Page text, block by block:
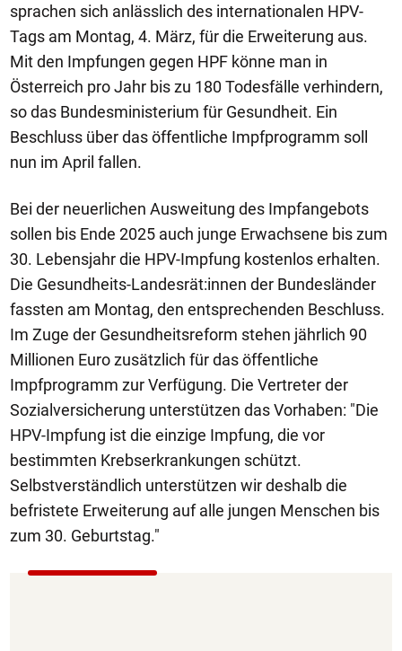
sprachen sich anlässlich des internationalen HPV-
Tags am Montag, 4. März, für die Erweiterung aus.
Mit den Impfungen gegen HPF könne man in
Österreich pro Jahr bis zu 180 Todesfälle verhindern,
so das Bundesministerium für Gesundheit. Ein
Beschluss über das öffentliche Impfprogramm soll
nun im April fallen.
Bei der neuerlichen Ausweitung des Impfangebots
sollen bis Ende 2025 auch junge Erwachsene bis zum
30. Lebensjahr die HPV-Impfung kostenlos erhalten.
Die Gesundheits-Landesrät:innen der Bundesländer
fassten am Montag, den entsprechenden Beschluss.
Im Zuge der Gesundheitsreform stehen jährlich 90
Millionen Euro zusätzlich für das öffentliche
Impfprogramm zur Verfügung. Die Vertreter der
Sozialversicherung unterstützen das Vorhaben: "Die
HPV-Impfung ist die einzige Impfung, die vor
bestimmten Krebserkrankungen schützt.
Selbstverständlich unterstützen wir deshalb die
befristete Erweiterung auf alle jungen Menschen bis
zum 30. Geburtstag."